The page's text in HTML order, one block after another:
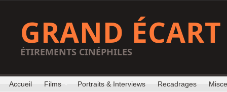
GRAND ÉCART
ÉTIREMENTS CINÉPHILES
Accueil Films Portraits & Interviews Recadrages